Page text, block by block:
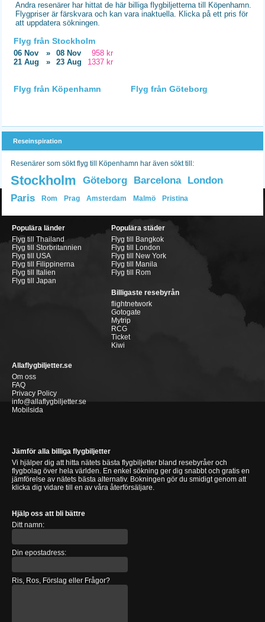
Andra resenärer har hittat de här billiga flygbiljetterna till Köpenhamn.
Flygpriser är färskvara och kan vara inaktuella. Klicka på ett pris för
att uppdatera sökningen.
Flyg från Stockholm
06 Nov » 08 Nov
958 kr
21 Aug
» 23 Aug 1337 kr
Flyg från Köpenhamn Flyg från Göteborg
Reseinspiration
Resenärer som sökt flyg till Köpenhamn har även sökt till:
Stockholm Göteborg Barcelona
London
Paris
Rom Prag Amsterdam Malmö Pristina
Populära länder
Flyg till Thailand
Flyg till Storbritannien
Flyg till USA
Flyg till Filippinerna
Flyg till Italien
Flyg till Japan
Populära städer
Flyg till Bangkok
Flyg till London
Flyg till New York
Flyg till Manila
Flyg till Rom
Billigaste resebyrån
flightnetwork
Gotogate
Mytrip
RCG
Ticket
Kiwi
Allaflygbiljetter.se
Om oss
FAQ
Privacy Policy
info@allaflygbiljetter.se
Mobilsida
Jämför alla billiga flygbiljetter
Vi hjälper dig att hitta nätets bästa flygbiljetter bland resebyråer och
flygbolag över hela världen. En enkel sökning ger dig snabbt och gratis en
jämförelse av nätets bästa alternativ. Bokningen gör du smidigt genom att
klicka dig vidare till en av våra återförsäljare.
Hjälp oss att bli bättre
Ditt namn:
Din epostadress:
Ris, Ros, Förslag eller Frågor?